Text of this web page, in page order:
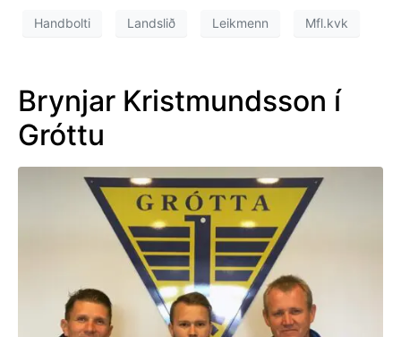
Handbolti Landslið Leikmenn Mfl.kvk
Brynjar Kristmundsson í
Gróttu